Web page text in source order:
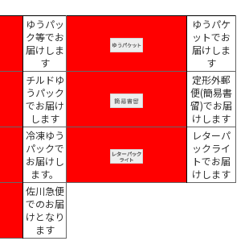
ゆうパッ
ク等でお
届けしま
す
ゆうパケ
ットでお
届けしま
す
チルドゆ
うパック
でお届け
します
定形外郵
便(簡易書
留)でお届
けします
冷凍ゆう
パックで
お届けし
ます。
レターパ
ックライ
トでお届
けします
佐川急便
でのお届
けとなり
ます